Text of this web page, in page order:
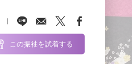
この振袖を試着する